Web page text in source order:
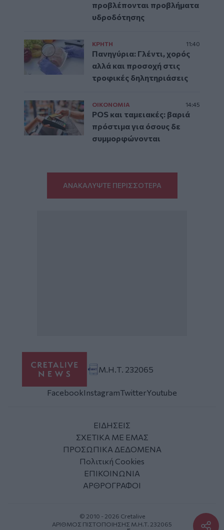
προβλέπονται προβλήματα
υδροδότησης
ΚΡΗΤΗ 11:40
Πανηγύρια: Γλέντι, χορός
αλλά και προσοχή στις
τροφικές δηλητηριάσεις
ΟΙΚΟΝΟΜΙΑ 14:45
POS και ταμειακές: βαριά
πρόστιμα για όσους δε
συμμορφώνονται
ΑΝΑΚΑΛΥΨΤΕ ΠΕΡΙΣΣΟΤΕΡΑ
Μ.Η.Τ. 232065
FacebookInstagramTwitterYoutube
ΕΙΔΗΣΕΙΣ
ΣΧΕΤΙΚΑ ΜΕ ΕΜΑΣ
ΠΡΟΣΩΠΙΚΑ ΔΕΔΟΜΕΝΑ
Πολιτική Cookies
ΕΠΙΚΟΙΝΩΝΙΑ
ΑΡΘΡΟΓΡΑΦΟΙ
© 2010 - 2026 Cretalive
ΑΡΙΘΜΟΣ ΠΙΣΤΟΠΟΙΗΣΗΣ Μ.Η.Τ. 232065